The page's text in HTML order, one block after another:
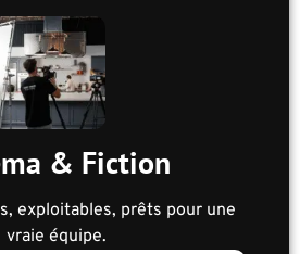
& Fiction
exploitables, prêts pour une
vraie équipe.